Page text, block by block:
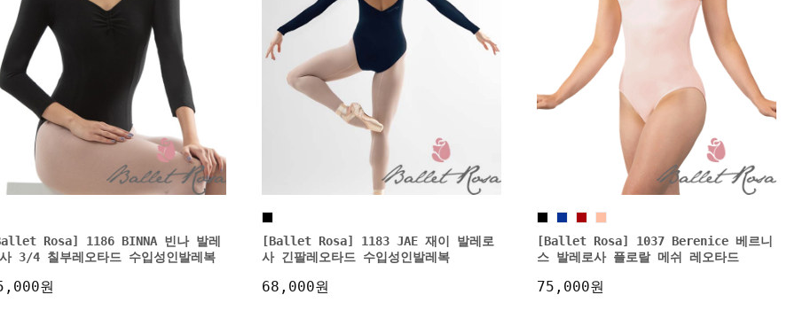
Rosa] 1186 BINNA 빈나 발레
3/4 칠부레오타드 수입성인발레복
원
[Ballet Rosa] 1183 JAE 재이 발레로
사 긴팔레오타드 수입성인발레복
68,000원
[Ballet Rosa] 1037 Berenice 베르니
스 발레로사 플로랄 메쉬 레오타드
75,000원